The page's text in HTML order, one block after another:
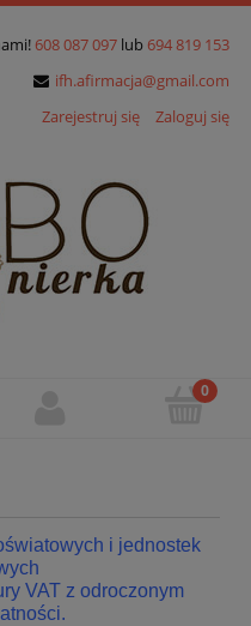
608 087 097 lub 694 819 153
ifh.afirmacja@gmail.com
Zarejestruj się
Zaloguj się
i jednostek
VAT z odroczonym